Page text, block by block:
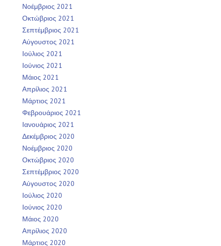
Νοέμβριος 2021
Οκτώβριος 2021
Σεπτέμβριος 2021
Αύγουστος 2021
Ιούλιος 2021
Ιούνιος 2021
Μάιος 2021
Απρίλιος 2021
Μάρτιος 2021
Φεβρουάριος 2021
Ιανουάριος 2021
Δεκέμβριος 2020
Νοέμβριος 2020
Οκτώβριος 2020
Σεπτέμβριος 2020
Αύγουστος 2020
Ιούλιος 2020
Ιούνιος 2020
Μάιος 2020
Απρίλιος 2020
Μάρτιος 2020